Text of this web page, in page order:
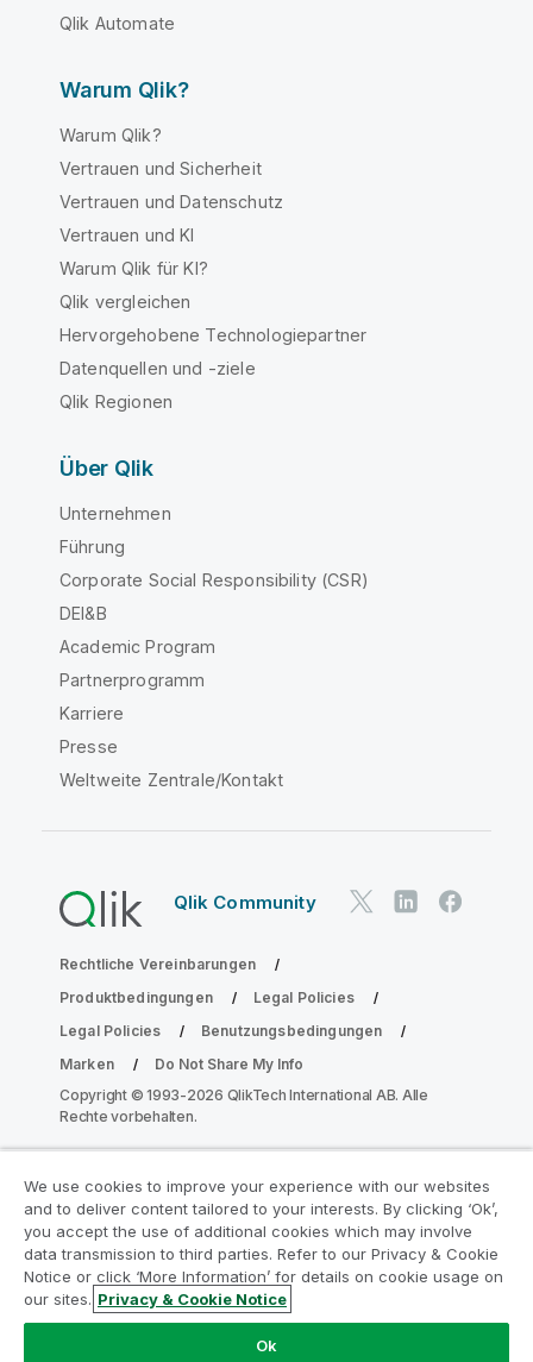
Qlik Automate
Warum Qlik?
Warum Qlik?
Vertrauen und Sicherheit
Vertrauen und Datenschutz
Vertrauen und KI
Warum Qlik für KI?
Qlik vergleichen
Hervorgehobene Technologiepartner
Datenquellen und -ziele
Qlik Regionen
Über Qlik
Unternehmen
Führung
Corporate Social Responsibility (CSR)
DEI&B
Academic Program
Partnerprogramm
Karriere
Presse
Weltweite Zentrale/Kontakt
Qlik Community
Rechtliche Vereinbarungen
Produktbedingungen
Legal Policies
Legal Policies
Benutzungsbedingungen
Marken
Do Not Share My Info
Copyright © 1993-2026 QlikTech International AB. Alle
Rechte vorbehalten.
Nehmen Sie am Analyse-
Modernisierungsprogramm teil
Modernisieren Sie mit dem Analyse-
Modernisierungsprogramm, ohne Ihre wertvollen
We use cookies to improve your experience with our websites
and to deliver content tailored to your interests. By clicking ‘Ok’,
you accept the use of additional cookies which may involve
data transmission to third parties. Refer to our Privacy & Cookie
Notice or click ‘More Information’ for details on cookie usage on
our sites. Privacy & Cookie Notice
Ok